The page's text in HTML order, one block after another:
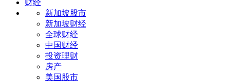
财经
新加坡股市
新加坡财经
全球财经
中国财经
投资理财
房产
美国股市